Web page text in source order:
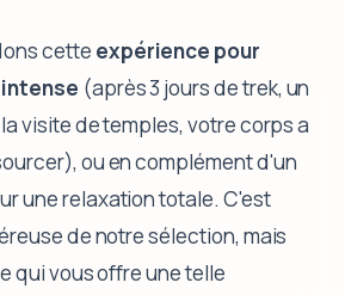
cette expérience pour
(après 3 jours de trek, un
visite de temples, votre corps a
ou en complément d'un
une relaxation totale. C'est
de notre sélection, mais
qui vous offre une telle